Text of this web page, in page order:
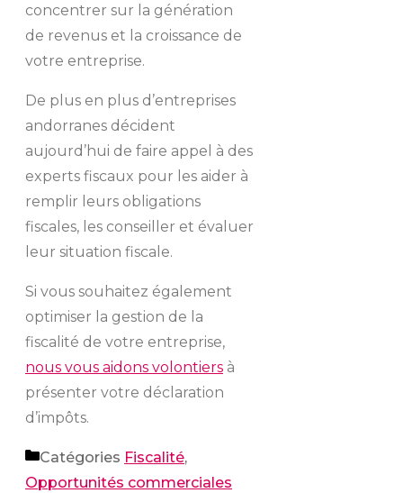
concentrer sur la génération
de revenus et la croissance de
votre entreprise.
De plus en plus d’entreprises
andorranes décident
aujourd’hui de faire appel à des
experts fiscaux pour les aider à
remplir leurs obligations
fiscales, les conseiller et évaluer
leur situation fiscale.
Si vous souhaitez également
optimiser la gestion de la
fiscalité de votre entreprise,
nous vous aidons volontiers à
présenter votre déclaration
d’impôts.
Catégories Fiscalité,
Opportunités commerciales